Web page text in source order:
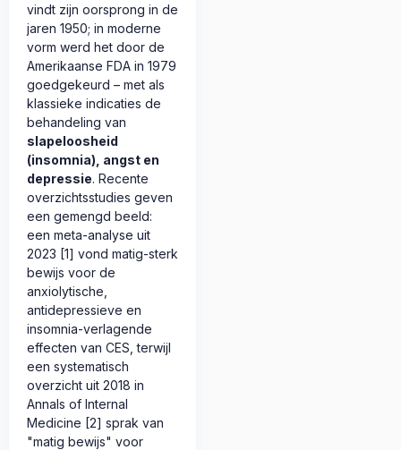
vindt zijn oorsprong in de
jaren 1950; in moderne
vorm werd het door de
Amerikaanse FDA in 1979
goedgekeurd – met als
klassieke indicaties de
behandeling van
slapeloosheid
(insomnia), angst en
depressie. Recente
overzichtsstudies geven
een gemengd beeld:
een meta-analyse uit
2023 [1] vond matig-sterk
bewijs voor de
anxiolytische,
antidepressieve en
insomnia-verlagende
effecten van CES, terwijl
een systematisch
overzicht uit 2018 in
Annals of Internal
Medicine [2] sprak van
"matig bewijs" voor